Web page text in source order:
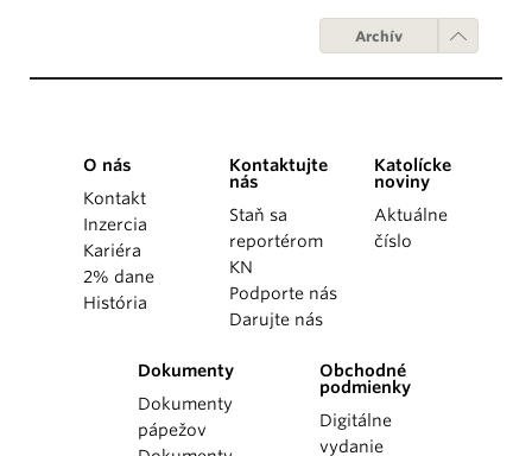
Archív
O nás
Kontakt
Inzercia
Kariéra
2% dane
História
Kontaktujte
nás
Staň sa
reportérom
KN
Podporte nás
Darujte nás
Katolícke
noviny
Aktuálne
číslo
Dokumenty
Dokumenty
pápežov
Obchodné
podmienky
Digitálne
vydanie